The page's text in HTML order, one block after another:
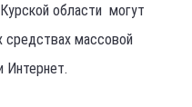
области могут
массовой
Интернет.